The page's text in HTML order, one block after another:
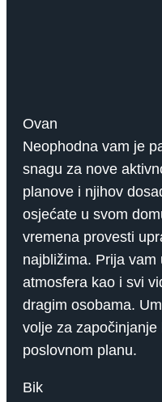
Ovan
Neophodna vam je
snagu za nove
planove i njihov
osjećate u svom
vremena provesti
najbližima. Prija
atmosfera kao i svi
dragim osobama.
volje za
poslovnom planu.
Bik